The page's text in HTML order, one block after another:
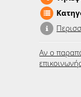
Αν ο